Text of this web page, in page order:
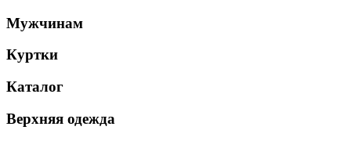
Мужчинам
Куртки
Каталог
Верхняя одежда